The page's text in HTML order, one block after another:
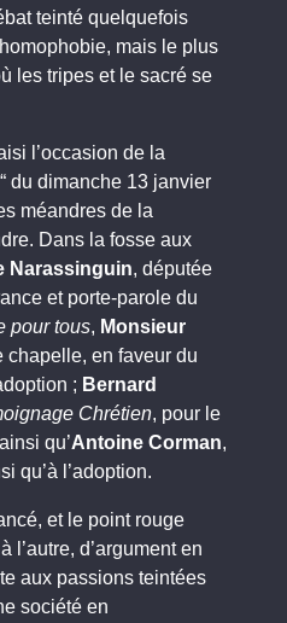
teinté quelquefois
mais le plus
les tripes et le sacré se
l’occasion de la
du dimanche 13 janvier
méandres de la
Dans la fosse aux
Narassinguin, députée
et porte-parole du
pour tous, Monsieur
chapelle, en faveur du
; Bernard
Chrétien, pour le
qu’Antoine Corman,
qu’à l’adoption.
et le point rouge
l’autre, d’argument en
aux passions teintées
société en